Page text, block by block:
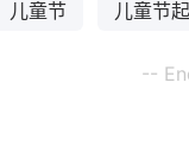
儿童节 儿童节
--